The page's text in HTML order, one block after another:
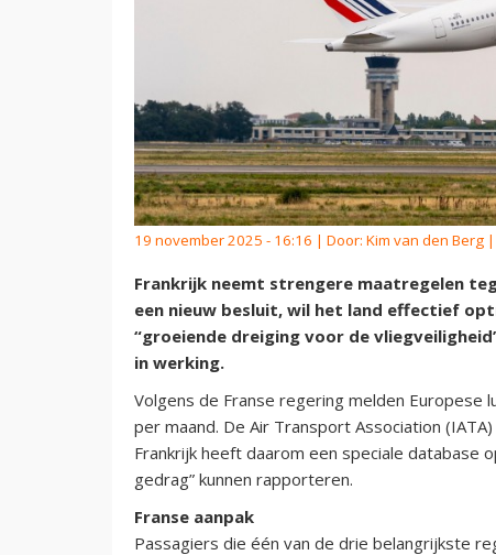
19 november 2025 - 16:16 | Door: Kim van den Berg |
Frankrijk neemt strengere maatregelen
een nieuw besluit, wil het land effectief
“groeiende dreiging voor de
in werking.
Volgens de Franse regering melden
per maand. De Air Transport Association
Frankrijk heeft daarom een speciale database
gedrag” kunnen rapporteren.
Franse aanpak
Passagiers die één van de drie belangrijkste